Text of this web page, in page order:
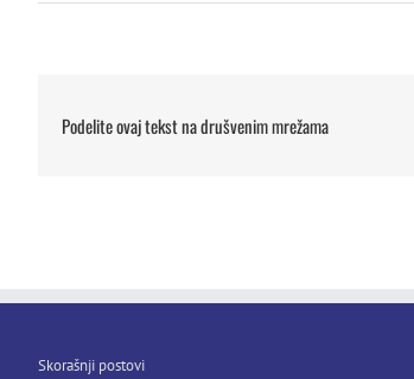
Podelite ovaj tekst na drušvenim mrežama
Skorašnji postovi